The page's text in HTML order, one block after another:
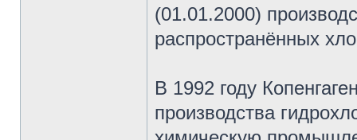
(01.01.2000)
распространённых
В 1992 году
производства